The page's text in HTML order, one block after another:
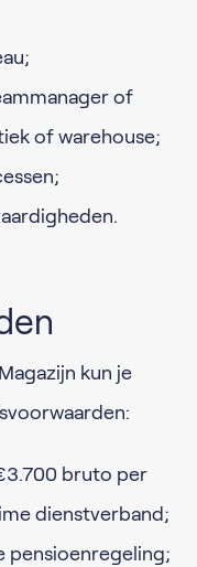
of
of warehouse;
kun je
bruto per
dienstverband;
pensioenregeling;